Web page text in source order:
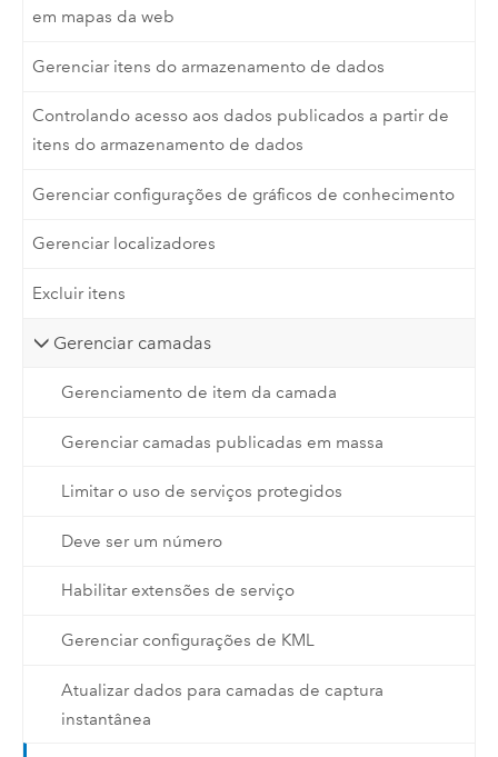
em mapas da web
Gerenciar itens do armazenamento de dados
Controlando acesso aos dados publicados a partir de
itens do armazenamento de dados
Gerenciar configurações de gráficos de conhecimento
Gerenciar localizadores
Excluir itens
Gerenciar camadas
Gerenciamento de item da camada
Gerenciar camadas publicadas em massa
Limitar o uso de serviços protegidos
Deve ser um número
Habilitar extensões de serviço
Gerenciar configurações de KML
Atualizar dados para camadas de captura
instantânea